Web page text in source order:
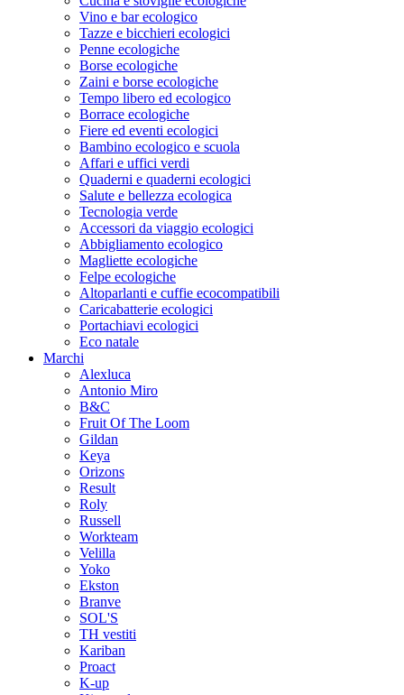
Vino e bar ecologico
Tazze e bicchieri ecologici
Penne ecologiche
Borse ecologiche
Zaini e borse ecologiche
Tempo libero ed ecologico
Borrace ecologiche
Fiere ed eventi ecologici
Bambino ecologico e scuola
Affari e uffici verdi
Quaderni e quaderni ecologici
Salute e bellezza ecologica
Tecnologia verde
Accessori da viaggio ecologici
Abbigliamento ecologico
Magliette ecologiche
Felpe ecologiche
Altoparlanti e cuffie ecocompatibili
Caricabatterie ecologici
Portachiavi ecologici
Eco natale
Marchi
Alexluca
Antonio Miro
B&C
Fruit Of The Loom
Gildan
Keya
Orizons
Result
Roly
Russell
Workteam
Velilla
Yoko
Ekston
Branve
SOL'S
TH vestiti
Kariban
Proact
K-up